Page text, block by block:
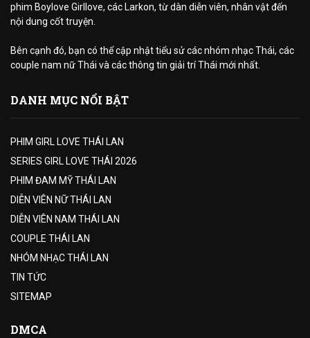
phim Boylove Girllove, các Larkon, từ dàn diễn viên, nhân vật đến
nội dung cốt truyện.
Bên cạnh đó, bạn có thể cập nhật tiểu sử các nhóm nhạc Thái, các
couple nam nữ Thái và các thông tin giải trí Thái mới nhất.
DANH MỤC NỔI BẬT
PHIM GIRL LOVE THÁI LAN
SERIES GIRL LOVE THÁI 2026
PHIM ĐAM MỸ THÁI LAN
DIỄN VIÊN NỮ THÁI LAN
DIỄN VIÊN NAM THÁI LAN
COUPLE THÁI LAN
NHÓM NHẠC THÁI LAN
TIN TỨC
SITEMAP
DMCA